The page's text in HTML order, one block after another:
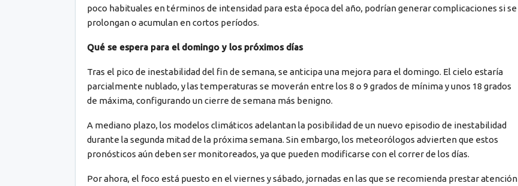
poco habituales en términos de intensidad para esta época del año, podrían generar complicaciones si se
prolongan o acumulan en cortos períodos.
Qué se espera para el domingo y los próximos días
Tras el pico de inestabilidad del fin de semana, se anticipa una mejora para el domingo. El cielo estaría
parcialmente nublado, y las temperaturas se moverán entre los 8 o 9 grados de mínima y unos 18 grados
de máxima, configurando un cierre de semana más benigno.
A mediano plazo, los modelos climáticos adelantan la posibilidad de un nuevo episodio de inestabilidad
durante la segunda mitad de la próxima semana. Sin embargo, los meteorólogos advierten que estos
pronósticos aún deben ser monitoreados, ya que pueden modificarse con el correr de los días.
Por ahora, el foco está puesto en el viernes y sábado, jornadas en las que se recomienda prestar atención